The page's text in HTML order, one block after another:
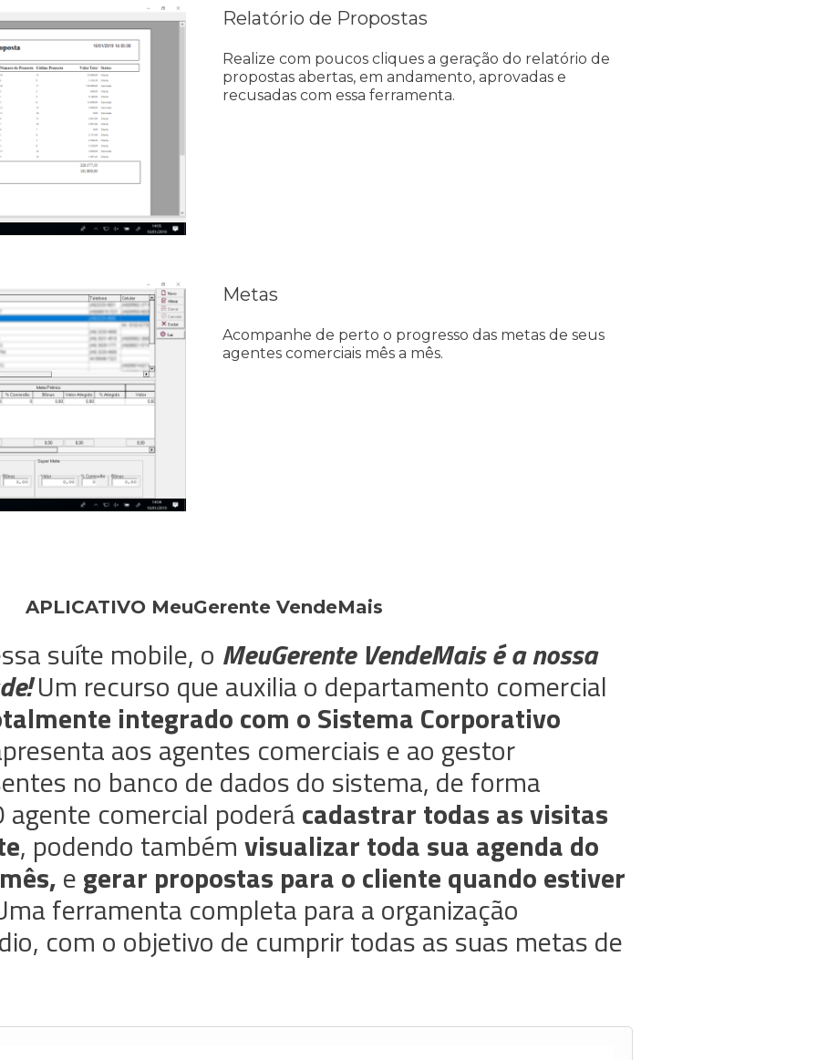
Relatório de Propostas
Realize com poucos cliques a geração do relatório de
propostas abertas, em andamento, aprovadas e
recusadas com essa ferramenta.
Metas
Acompanhe de perto o progresso das metas de seus
agentes comerciais mês a mês.
APLICATIVO MeuGerente VendeMais
suíte mobile, o MeuGerente VendeMais é a nossa
Um recurso que auxilia o departamento comercial
integrado com o Sistema Corporativo
aos agentes comerciais e ao gestor
no banco de dados do sistema, de forma
agente comercial poderácadastrar todas as visitas
, podendo tambémvisualizar toda sua agenda do
egerar propostas para o cliente quando estiver
ferramenta completa para a organização
com o objetivo de cumprir todas as suas metas de